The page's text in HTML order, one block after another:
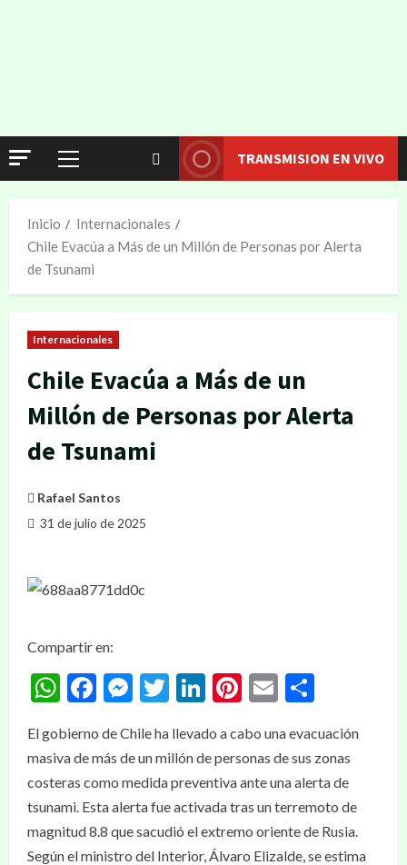
TRANSMISION EN VIVO
Inicio
Internacionales
Chile Evacúa a Más de un Millón de Personas por Alerta
de Tsunami
Internacionales
Chile Evacúa a Más de un
Millón de Personas por Alerta
de Tsunami
Rafael Santos
31 de julio de 2025
Compartir en:
WhatsApp
Facebook
Messenger
Twitter
LinkedIn
Pinterest
Email
El gobierno de Chile ha llevado a cabo una evacuación
masiva de más de un millón de personas de sus zonas
costeras como medida preventiva ante una alerta de
tsunami. Esta alerta fue activada tras un terremoto de
magnitud 8.8 que sacudió el extremo oriente de Rusia.
Según el ministro del Interior, Álvaro Elizalde, se estima